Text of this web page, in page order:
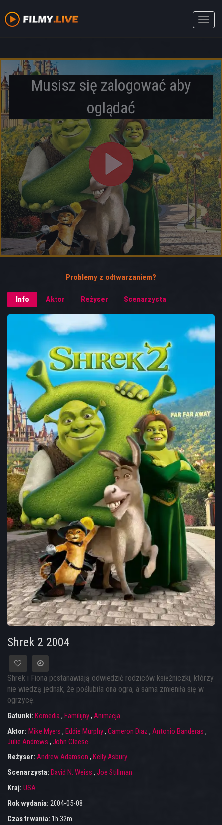
Toggle
Musisz się zalogować aby
oglądać
Problemy z odtwarzaniem?
Info Aktor Reżyser Scenarzysta
Shrek 2 2004
Shrek i Fiona postanawiają odwiedzić rodziców księżniczki, którzy
nie wiedzą jednak, że poślubiła ona ogra, a sama zmieniła się w
ogrzycę.
Gatunki: Komedia, Familijny, Animacja
Aktor: Mike Myers , Eddie Murphy, Cameron Diaz , Antonio Banderas ,
Julie Andrews , John Cleese
Reżyser: Andrew Adamson , Kelly Asbury
Scenarzysta: David N. Weiss , Joe Stillman
Kraj: USA
Rok wydania: 2004-05-08
Czas trwania: 1h 32m